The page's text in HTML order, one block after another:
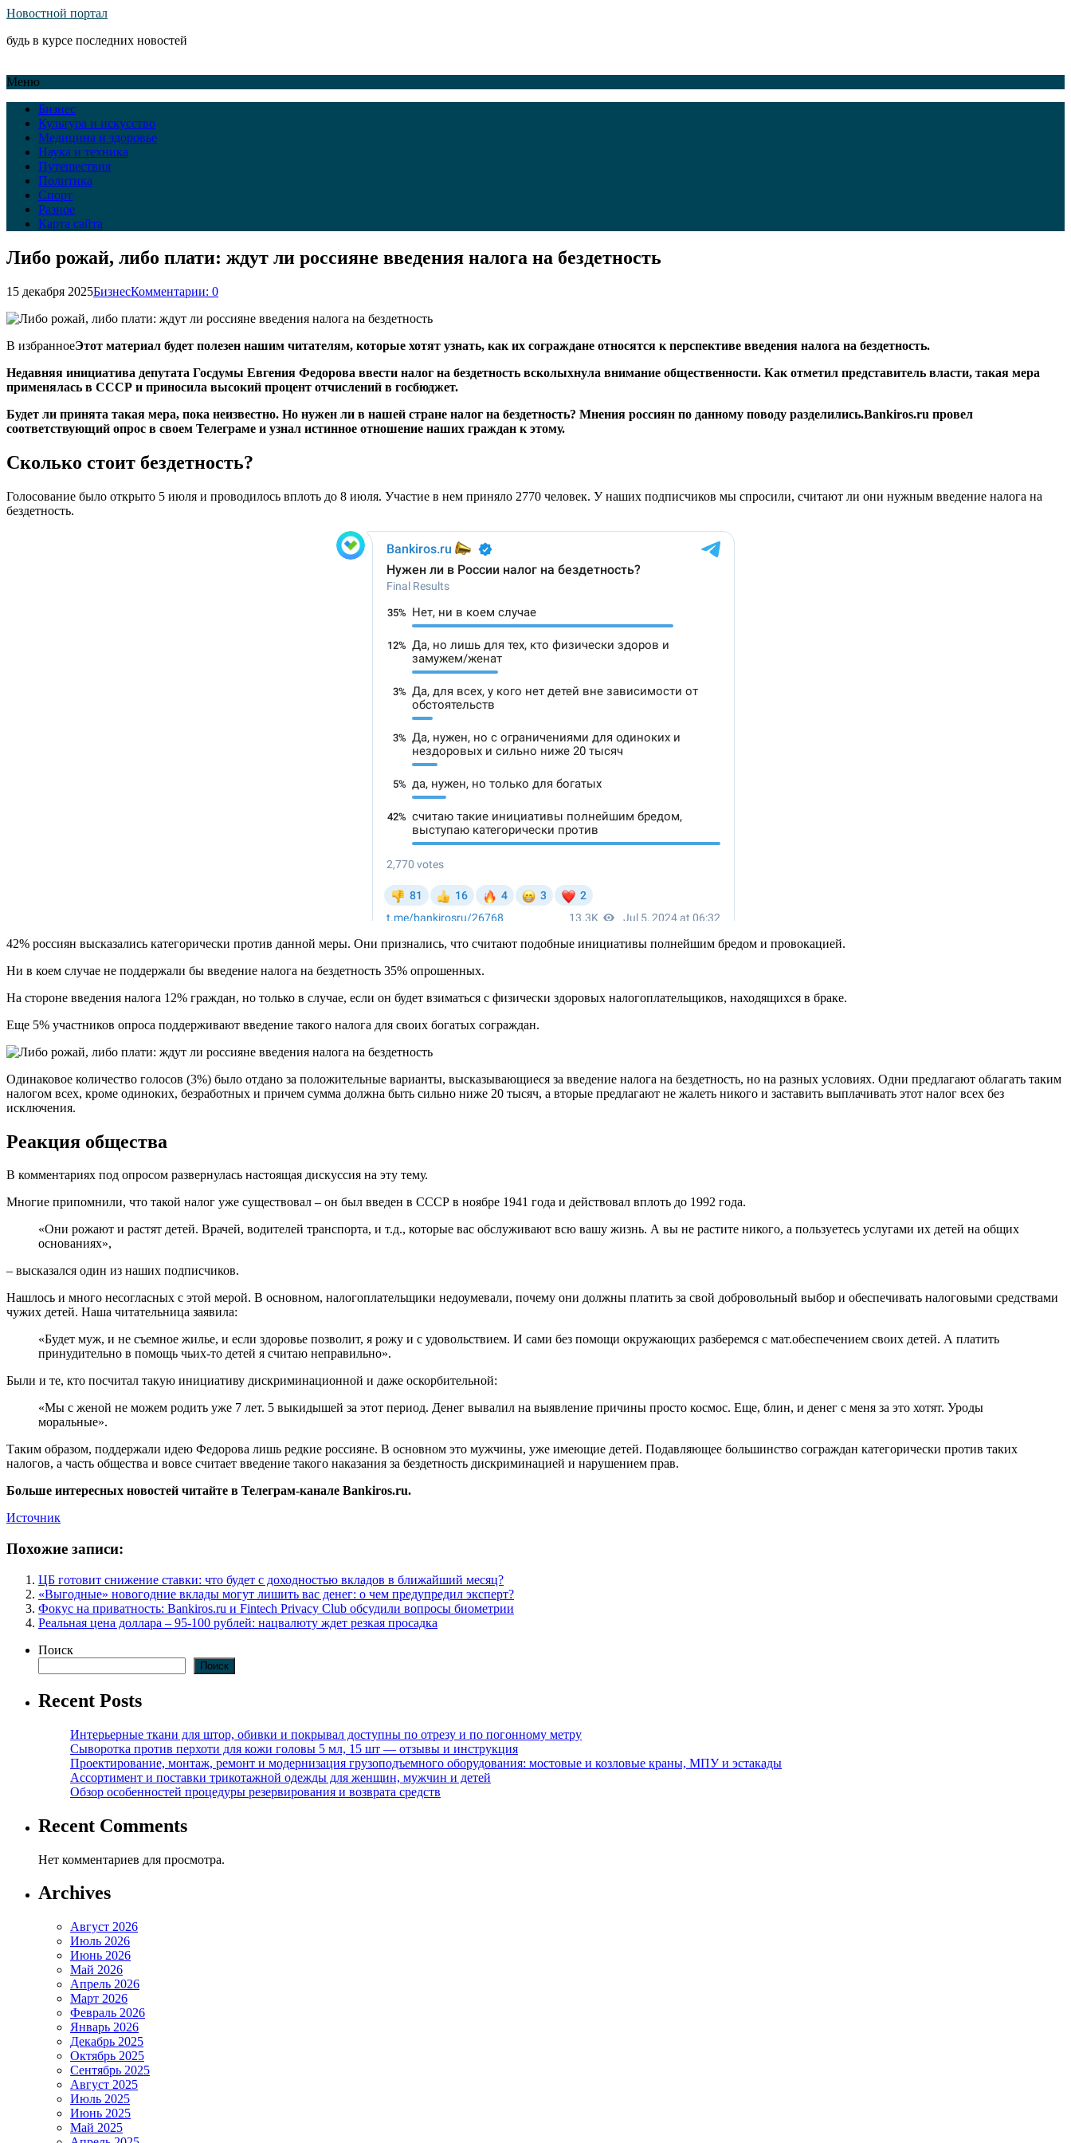
Новостной портал
будь в курсе последних новостей
Меню
Бизнес
Культура и искусство
Медицина и здоровье
Наука и техника
Путешествия
Политика
Спорт
Разное
Карта сайта
Либо рожай, либо плати: ждут ли россияне введения налога на бездетность
15 декабря 2025БизнесКомментарии: 0
В избранноеЭтот материал будет полезен нашим читателям, которые хотят узнать, как их сограждане относятся к перспективе введения налога на бездетность.
Недавняя инициатива депутата Госдумы Евгения Федорова ввести налог на бездетность всколыхнула внимание общественности. Как отметил представитель власти, такая мера
применялась в СССР и приносила высокий процент отчислений в госбюджет.
Будет ли принята такая мера, пока неизвестно. Но нужен ли в нашей стране налог на бездетность? Мнения россиян по данному поводу разделились.Bankiros.ru провел
соответствующий опрос в своем Телеграме и узнал истинное отношение наших граждан к этому.
Сколько стоит бездетность?
Голосование было открыто 5 июля и проводилось вплоть до 8 июля. Участие в нем приняло 2770 человек. У наших подписчиков мы спросили, считают ли они нужным введение налога на
бездетность.
42% россиян высказались категорически против данной меры. Они признались, что считают подобные инициативы полнейшим бредом и провокацией.
Ни в коем случае не поддержали бы введение налога на бездетность 35% опрошенных.
На стороне введения налога 12% граждан, но только в случае, если он будет взиматься с физически здоровых налогоплательщиков, находящихся в браке.
Еще 5% участников опроса поддерживают введение такого налога для своих богатых сограждан.
Одинаковое количество голосов (3%) было отдано за положительные варианты, высказывающиеся за введение налога на бездетность, но на разных условиях. Одни предлагают облагать таким
налогом всех, кроме одиноких, безработных и причем сумма должна быть сильно ниже 20 тысяч, а вторые предлагают не жалеть никого и заставить выплачивать этот налог всех без
исключения.
Реакция общества
В комментариях под опросом развернулась настоящая дискуссия на эту тему.
Многие припомнили, что такой налог уже существовал – он был введен в СССР в ноябре 1941 года и действовал вплоть до 1992 года.
«Они рожают и растят детей. Врачей, водителей транспорта, и т.д., которые вас обслуживают всю вашу жизнь. А вы не растите никого, а пользуетесь услугами их детей на общих
основаниях»,
– высказался один из наших подписчиков.
Нашлось и много несогласных с этой мерой. В основном, налогоплательщики недоумевали, почему они должны платить за свой добровольный выбор и обеспечивать налоговыми средствами
чужих детей. Наша читательница заявила:
«Будет муж, и не съемное жилье, и если здоровье позволит, я рожу и с удовольствием. И сами без помощи окружающих разберемся с мат.обеспечением своих детей. А платить
принудительно в помощь чьих-то детей я считаю неправильно».
Были и те, кто посчитал такую инициативу дискриминационной и даже оскорбительной:
«Мы с женой не можем родить уже 7 лет. 5 выкидышей за этот период. Денег вывалил на выявление причины просто космос. Еще, блин, и денег с меня за это хотят. Уроды
моральные».
Таким образом, поддержали идею Федорова лишь редкие россияне. В основном это мужчины, уже имеющие детей. Подавляющее большинство сограждан категорически против таких
налогов, а часть общества и вовсе считает введение такого наказания за бездетность дискриминацией и нарушением прав.
Больше интересных новостей читайте в Телеграм-канале Bankiros.ru.
Источник
Похожие записи:
ЦБ готовит снижение ставки: что будет с доходностью вкладов в ближайший месяц?
«Выгодные» новогодние вклады могут лишить вас денег: о чем предупредил эксперт?
Фокус на приватность: Bankiros.ru и Fintech Privacy Club обсудили вопросы биометрии
Реальная цена доллара – 95-100 рублей: нацвалюту ждет резкая просадка
Поиск
Поиск
Recent Posts
Интерьерные ткани для штор, обивки и покрывал доступны по отрезу и по погонному метру
Сыворотка против перхоти для кожи головы 5 мл, 15 шт — отзывы и инструкция
Проектирование, монтаж, ремонт и модернизация грузоподъемного оборудования: мостовые и козловые краны, МПУ и эстакады
Ассортимент и поставки трикотажной одежды для женщин, мужчин и детей
Обзор особенностей процедуры резервирования и возврата средств
Recent Comments
Нет комментариев для просмотра.
Archives
Август 2026
Июль 2026
Июнь 2026
Май 2026
Апрель 2026
Март 2026
Февраль 2026
Январь 2026
Декабрь 2025
Октябрь 2025
Сентябрь 2025
Август 2025
Июль 2025
Июнь 2025
Май 2025